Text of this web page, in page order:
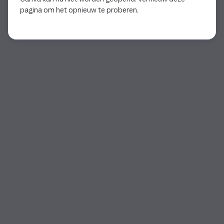
pagina om het opnieuw te proberen.